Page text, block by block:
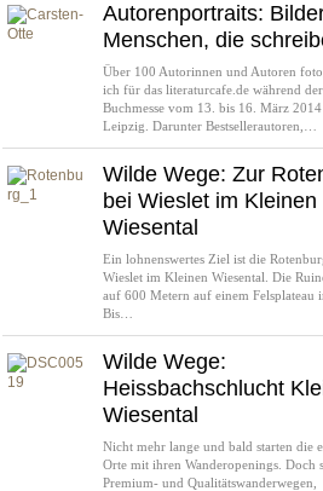
Autorenportraits:
Menschen, die
Über 100 Autorinnen und Autoren
ich für das literaturcafe.de während der
Buchmesse vom 13. bis 16. März
Leipzig. Darunter Bestsellerautoren,…
Wilde Wege: Zur
bei Wieslet im Kleinen
Wiesental
Ein lohnenswertes Ziel ist die
Wieslet im Kleinen Wiesental. Die
auf 600 Metern auf einem Felsplateau
Bis…
Wilde Wege:
Heissbachschlucht
Wiesental
Nicht mehr lange und bald starten die
Orte mit ihren Wanderopenings. Doch
Premium- und Qualitätswanderwegen,